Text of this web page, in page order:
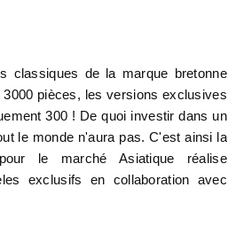
classiques de la marque bretonne
pièces, les versions exclusives
300 ! De quoi investir dans un
le monde n'aura pas. C'est ainsi la
le marché Asiatique réalise
exclusifs en collaboration avec